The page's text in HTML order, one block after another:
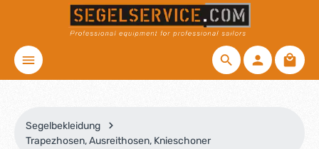
Zum Hauptinhalt springen
Segelbekleidung
Trapezhosen, Ausreithosen, Knieschoner